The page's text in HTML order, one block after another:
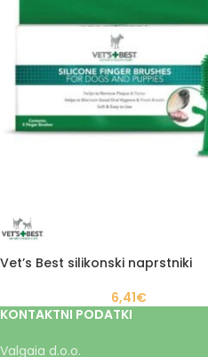
Vet’s Best silikonski naprstniki
6,41€
KONTAKTNI PODATKI
Valgaia d.o.o.